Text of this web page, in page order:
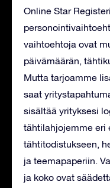
Online Star
vaihtoehtoja ovat
päivämäärän,
Mutta tarjoamme
saat
sisältää yrityksesi
tähtilahjojemme eri
tähtitodistukseen,
ja teemapaperiin.
ja koko ovat